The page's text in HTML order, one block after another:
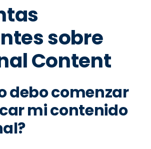
sobre
Content
debo comenzar
mi contenido